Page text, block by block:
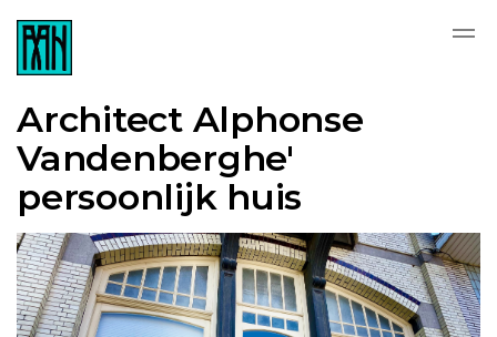
Architect Alphonse
Vandenberghe'
persoonlijk huis